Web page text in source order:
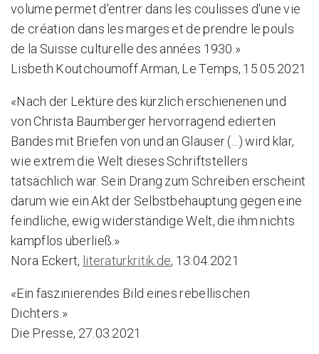
volume permet d'entrer dans les coulisses d'une vie
de création dans les marges et de prendre le pouls
de la Suisse culturelle des années 1930.»
Lisbeth Koutchoumoff Arman, Le Temps, 15.05.2021
«Nach der Lektüre des kürzlich erschienenen und
von Christa Baumberger hervorragend edierten
Bandes mit Briefen von und an Glauser (...) wird klar,
wie extrem die Welt dieses Schriftstellers
tatsächlich war. Sein Drang zum Schreiben erscheint
darum wie ein Akt der Selbstbehauptung gegen eine
feindliche, ewig widerständige Welt, die ihm nichts
kampflos überließ.»
Nora Eckert, literaturkritik.de, 13.04.2021
«Ein faszinierendes Bild eines rebellischen
Dichters.»
Die Presse, 27.03.2021